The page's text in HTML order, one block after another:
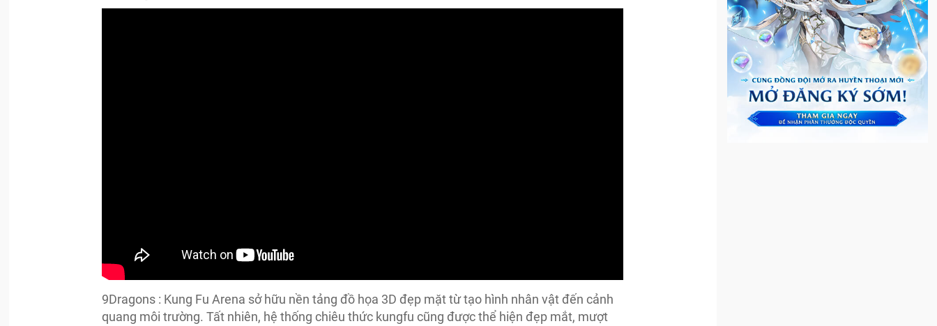
9Dragons : Kung Fu Arena sở hữu nền tảng đồ họa 3D đẹp mặt từ tạo hình nhân vật đến cảnh
quang môi trường. Tất nhiên, hệ thống chiêu thức kungfu cũng được thể hiện đẹp mắt, mượt